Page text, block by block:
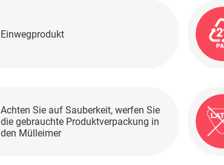
Einwegprodukt
Achten Sie auf Sauberkeit, werfen Sie
die gebrauchte Produktverpackung in
den Mülleimer